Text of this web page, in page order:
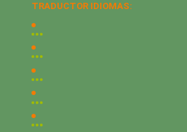
TRADUCTOR IDIOMAS: